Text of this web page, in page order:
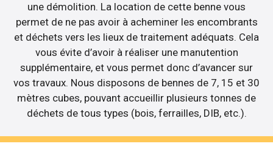
une démolition. La location de cette benne vous
permet de ne pas avoir à acheminer les encombrants
et déchets vers les lieux de traitement adéquats. Cela
vous évite d’avoir à réaliser une manutention
supplémentaire, et vous permet donc d’avancer sur
vos travaux. Nous disposons de bennes de 7, 15 et 30
mètres cubes, pouvant accueillir plusieurs tonnes de
déchets de tous types (bois, ferrailles, DIB, etc.).